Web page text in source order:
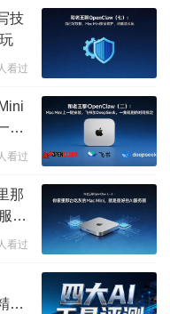
技
看过
集
看过
那
务
看过
准